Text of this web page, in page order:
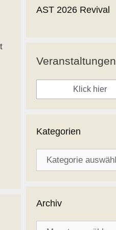
AST 2026 Revival
Veranstaltungen
Klick hier
Kategorien
Archiv